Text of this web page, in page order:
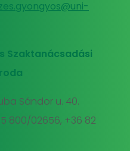
Szaktanácsadási
Sándor u. 40.
800/02656, +36 82